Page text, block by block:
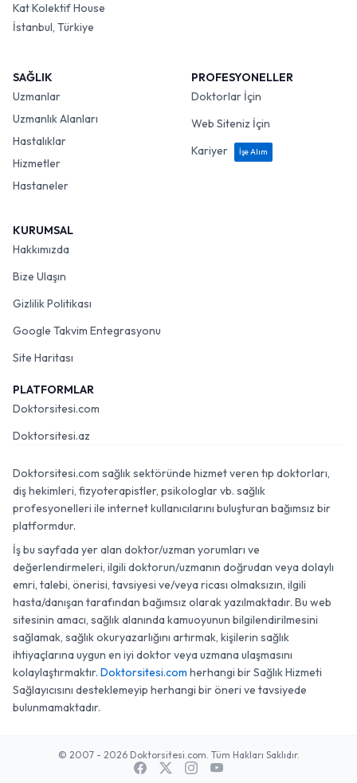
Kat Kolektif House
İstanbul, Türkiye
SAĞLIK
Uzmanlar
Uzmanlık Alanları
Hastalıklar
Hizmetler
Hastaneler
PROFESYONELLER
Doktorlar İçin
Web Siteniz İçin
Kariyer
İşe Alım
KURUMSAL
Hakkımızda
Bize Ulaşın
Gizlilik Politikası
Google Takvim Entegrasyonu
Site Haritası
PLATFORMLAR
Doktorsitesi.com
Doktorsitesi.az
Doktorsitesi.com sağlık sektöründe hizmet veren tıp doktorları,
diş hekimleri, fizyoterapistler, psikologlar vb. sağlık
profesyonelleri ile internet kullanıcılarını buluşturan bağımsız bir
platformdur.
İş bu sayfada yer alan doktor/uzman yorumları ve
değerlendirmeleri, ilgili doktorun/uzmanın doğrudan veya dolaylı
emri, talebi, önerisi, tavsiyesi ve/veya ricası olmaksızın, ilgili
hasta/danışan tarafından bağımsız olarak yazılmaktadır. Bu web
sitesinin amacı, sağlık alanında kamuoyunun bilgilendirilmesini
sağlamak, sağlık okuryazarlığını artırmak, kişilerin sağlık
ihtiyaçlarına uygun en iyi doktor veya uzmana ulaşmasını
kolaylaştırmaktır. Doktorsitesi.com herhangi bir Sağlık Hizmeti
Sağlayıcısını desteklemeyip herhangi bir öneri ve tavsiyede
bulunmamaktadır.
© 2007 - 2026 Doktorsitesi.com. Tüm Hakları Saklıdır.